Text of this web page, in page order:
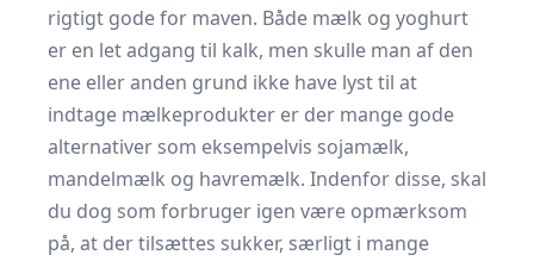
rigtigt gode for maven. Både mælk og yoghurt
er en let adgang til kalk, men skulle man af den
ene eller anden grund ikke have lyst til at
indtage mælkeprodukter er der mange gode
alternativer som eksempelvis sojamælk,
mandelmælk og havremælk. Indenfor disse, skal
du dog som forbruger igen være opmærksom
på, at der tilsættes sukker, særligt i mange